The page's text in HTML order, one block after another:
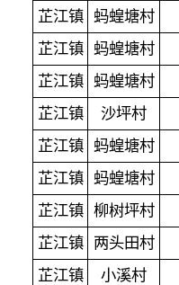
芷江镇
蚂蝗塘村
芷江镇
蚂蝗塘村
芷江镇
蚂蝗塘村
芷江镇
沙坪村
芷江镇
蚂蝗塘村
芷江镇
蚂蝗塘村
芷江镇
柳树坪村
芷江镇
两头田村
芷江镇
小溪村